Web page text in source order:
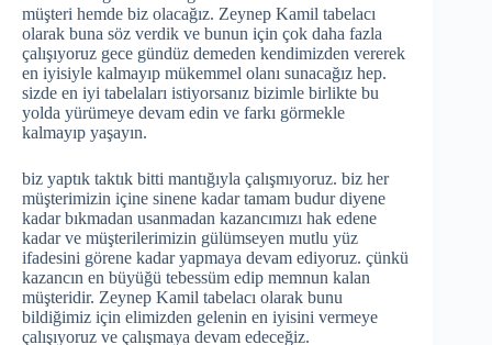
müşteri hemde biz olacağız. Zeynep Kamil tabelacı
olarak buna söz verdik ve bunun için çok daha fazla
çalışıyoruz gece gündüz demeden kendimizden vererek
en iyisiyle kalmayıp mükemmel olanı sunacağız hep.
sizde en iyi tabelaları istiyorsanız bizimle birlikte bu
yolda yürümeye devam edin ve farkı görmekle
kalmayıp yaşayın.
biz yaptık taktık bitti mantığıyla çalışmıyoruz. biz her
müşterimizin içine sinene kadar tamam budur diyene
kadar bıkmadan usanmadan kazancımızı hak edene
kadar ve müşterilerimizin gülümseyen mutlu yüz
ifadesini görene kadar yapmaya devam ediyoruz. çünkü
kazancın en büyüğü tebessüm edip memnun kalan
müşteridir. Zeynep Kamil tabelacı olarak bunu
bildiğimiz için elimizden gelenin en iyisini vermeye
çalışıyoruz ve çalışmaya devam edeceğiz.